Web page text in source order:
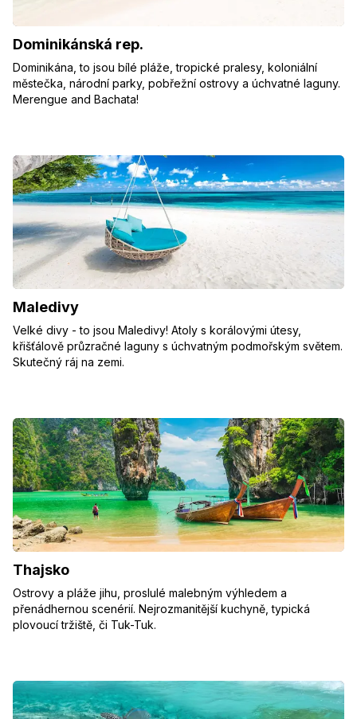
Dominikánská rep.
Dominikána, to jsou bílé pláže, tropické pralesy, koloniální
městečka, národní parky, pobřežní ostrovy a úchvatné laguny.
Merengue and Bachata!
Maledivy
Velké divy - to jsou Maledivy! Atoly s korálovými útesy,
křišťálově průzračné laguny s úchvatným podmořským světem.
Skutečný ráj na zemi.
Thajsko
Ostrovy a pláže jihu, proslulé malebným výhledem a
přenádhernou scenérií. Nejrozmanitější kuchyně, typická
plovoucí tržiště, či Tuk-Tuk.